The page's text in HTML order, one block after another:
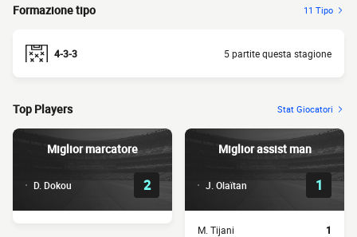
Formazione tipo 11 Tipo
4-3-3 5 partite questa stagione
Top Players Stat Giocatori
Miglior marcatore
D. Dokou 2
Miglior assist man
J. Olaïtan 1
M. Tijani 1